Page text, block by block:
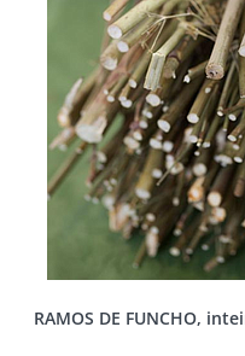
RAMOS DE FUNCHO,